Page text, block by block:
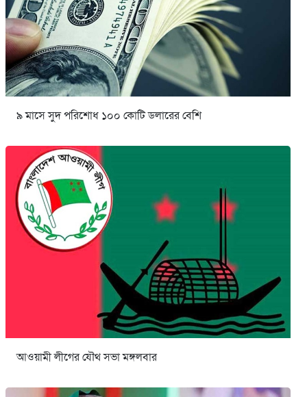
৯ মাসে সুদ পরিশোধ ১০০ কোটি ডলারের বেশি
আওয়ামী লীগের যৌথ সভা মঙ্গলবার